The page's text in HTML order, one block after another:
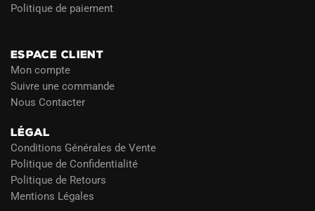
Politique de paiement
ESPACE CLIENT
Mon compte
Suivre une commande
Nous Contacter
LÉGAL
Conditions Générales de Vente
Politique de Confidentialité
Politique de Retours
Mentions Légales